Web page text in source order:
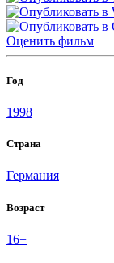
Оценить фильм
Год
1998
Страна
Германия
Возраст
16+